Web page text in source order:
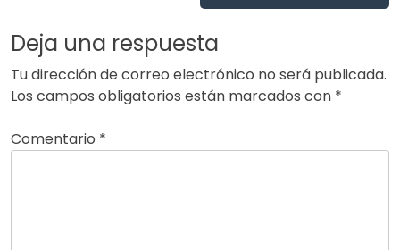
Deja una respuesta
Tu dirección de correo electrónico no será publicada.
Los campos obligatorios están marcados con *
Comentario *